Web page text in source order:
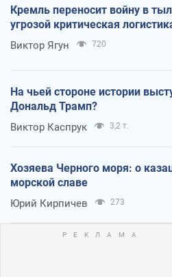
Кремль переносит войну в
угрозой критическая
Виктор Ягун 720
На чьей стороне истории
Дональд Трамп?
Виктор Каспрук 3,2 т.
Хозяева Черного моря: о
морской славе
Юрий Кирпичев 273